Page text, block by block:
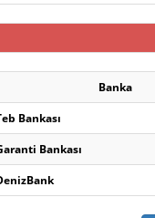
Banka
Bankası
Bankası